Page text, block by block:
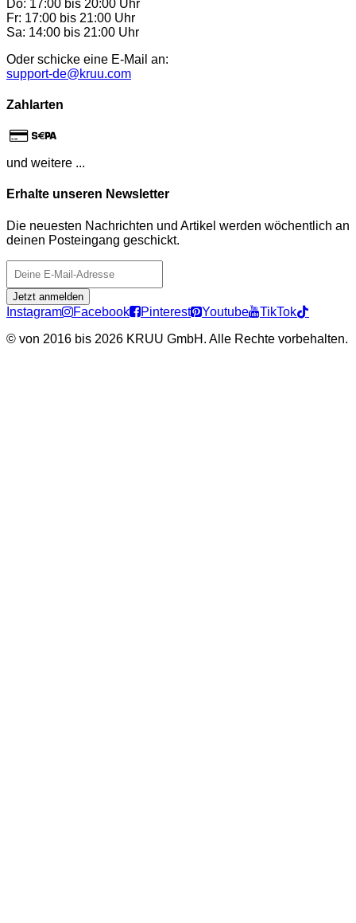
Do: 17:00 bis 20:00 Uhr
Fr: 17:00 bis 21:00 Uhr
Sa: 14:00 bis 21:00 Uhr
Oder schicke eine E-Mail an:
support-de@kruu.com
Zahlarten
und weitere ...
Erhalte unseren Newsletter
Die neuesten Nachrichten und Artikel werden wöchentlich an
deinen Posteingang geschickt.
Jetzt anmelden
Instagram Facebook Pinterest Youtube
TikTok
© von 2016 bis 2026 KRUU GmbH. Alle Rechte vorbehalten.